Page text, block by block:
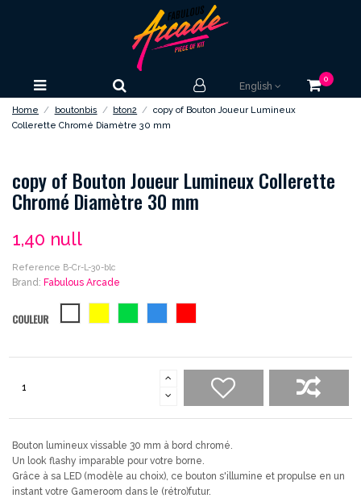
English
0
Home boutonbis bton2
copy of Bouton Joueur Lumineux
Collerette Chromé Diamètre 30 mm
copy of Bouton Joueur Lumineux Collerette
Chromé Diamètre 30 mm
1,40 null
Reference B-Cr-L-30-blc
Brand: Fabulous Arcade
COULEUR
Bouton lumineux vissable 30 mm à bord chromé.
Un look flashy imparable pour votre borne.
Grâce à sa LED (modèle au choix), ce bouton s'illumine et propulse en un
instant votre Gameroom dans le (rétro)futur.